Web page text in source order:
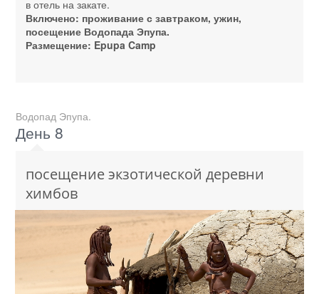
в отель на закате.
Включено: проживание с завтраком, ужин,
посещение Водопада Эпупа.
Размещение: Epupa Camp
Водопад Эпупа.
День 8
посещение экзотической деревни
химбов